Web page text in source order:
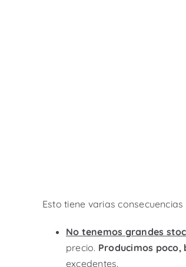
Esto tiene varias
No tenemos grandes
precio. Producimos poco,
excedentes.